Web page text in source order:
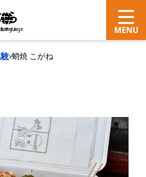
Language
›蛸焼 こがね